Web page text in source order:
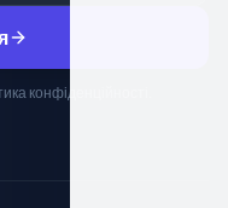
конфіденційності